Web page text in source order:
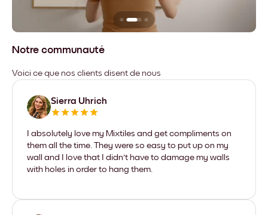
Notre communauté
Voici ce que nos clients disent de nous
Sierra Uhrich
I absolutely love my Mixtiles and get compliments on
them all the time. They were so easy to put up on my
wall and I love that I didn't have to damage my walls
with holes in order to hang them.